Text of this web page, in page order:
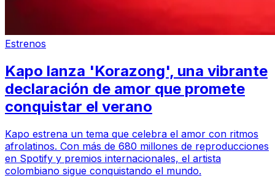
Estrenos
Kapo lanza 'Korazong', una vibrante
declaración de amor que promete
conquistar el verano
Kapo estrena un tema que celebra el amor con ritmos
afrolatinos. Con más de 680 millones de reproducciones
en Spotify y premios internacionales, el artista
colombiano sigue conquistando el mundo.